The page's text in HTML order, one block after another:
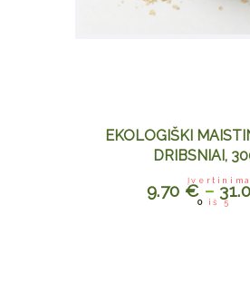
EKOLOGIŠKI
DRIBSNIAI,
0 iš 5
9.70 €–